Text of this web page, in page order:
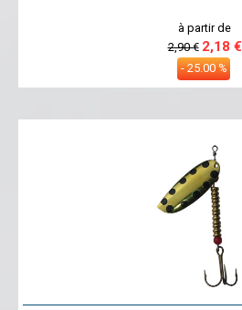
à partir de
2,90 € 2,18 €
- 25.00 %